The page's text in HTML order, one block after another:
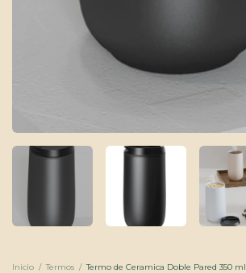
Inicio / Termos / Termo de Ceramica Doble Pared 350 ml